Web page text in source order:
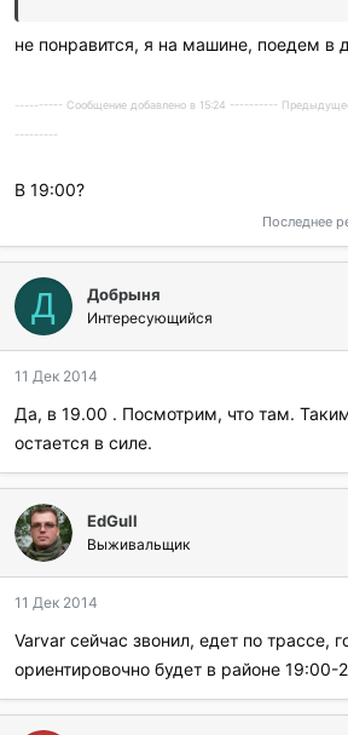
не понравится, я на машине, поедем в
---------- Сообщение добавлено в 15:24 ----------
---------
В 19:00?
Последнее
Д Добрыня
Интересующийся
11 Дек 2014
Да, в 19.00 . Посмотрим, что там.
остается в силе.
EdGull
Выживальщик
11 Дек 2014
Varvar сейчас звонил, едет по трассе,
ориентировочно будет в районе 19:00-